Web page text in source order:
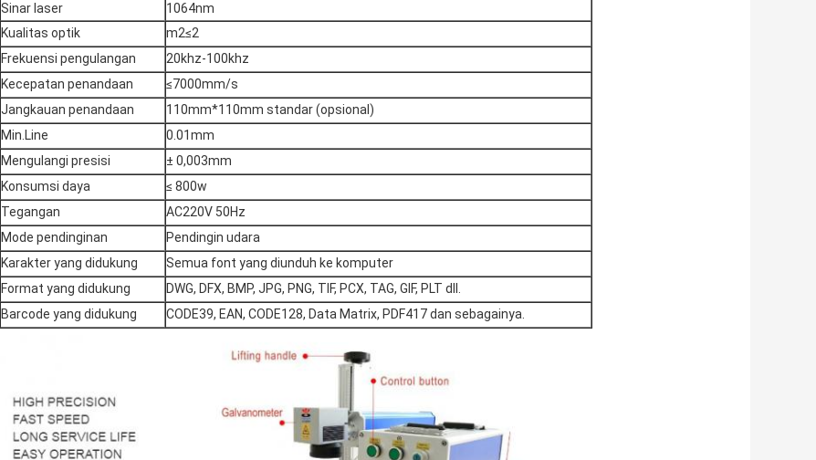
Sinar laser
1064nm
Kualitas optik
m2≤2
Frekuensi pengulangan
20khz-100khz
Kecepatan penandaan
≤7000mm/s
Jangkauan penandaan
110mm*110mm standar (opsional)
Min.Line
0.01mm
Mengulangi presisi
± 0,003mm
Konsumsi daya
≤ 800w
Tegangan
AC220V 50Hz
Mode pendinginan
Pendingin udara
Karakter yang didukung
Semua font yang diunduh ke komputer
Format yang didukung
DWG, DFX, BMP, JPG, PNG, TIF, PCX, TAG, GIF, PLT dll.
Barcode yang didukung
CODE39, EAN, CODE128, Data Matrix, PDF417 dan sebagainya.